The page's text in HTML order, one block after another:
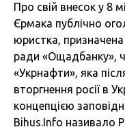
Про свій внесок у 8
Єрмака публічно
юристка,
ради «Ощадбанку»,
«Укрнафти», яка
вторгнення росії в
концепцією
Bihus.Info називало